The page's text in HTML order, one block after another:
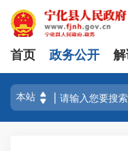
首页 政务公开